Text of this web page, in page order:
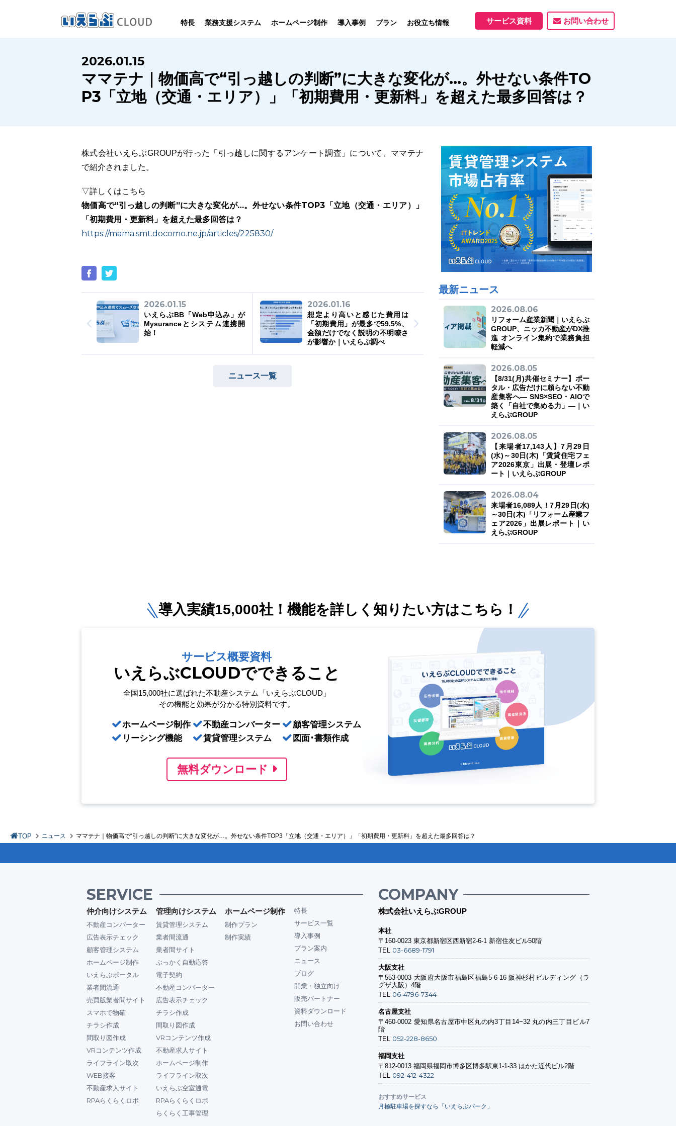
特長 業務支援システム
SYSTEM
いえらぶCLOUDは不動産業務を
幅広く支援しています。
業務向け機能
売買仲介
業務向け機能
賃貸管理
業務向け機能
サービス一覧
ホームページ制作
HOMEPAGE
いえらぶは集客用ホームページを
不動産業に特化して制作しています。
制作について
制作の流れ
制作実績
導入事例
PERFORMANCE
いえらぶCLOUDを実際にご利用の
お客様の声と制作実績のご紹介です。
ユーザーインタビュー ホームページ制作実績
プラン お役立ち情報
INFORMATION
いえらぶCLOUDや不動産業界に関する
ニュース･ノウハウをお伝えします。
ニュース一覧 お役立ちブログ 資料ダウンロード
サービス資料 お問い合わせ
2026.01.15
ママテナ｜物価高で“引っ越しの判断”に大きな変化が…。外せない条件TO
P3「立地（交通・エリア）」「初期費用・更新料」を超えた最多回答は？
株式会社いえらぶGROUPが行った「引っ越しに関するアンケート調査」について、ママテナ
で紹介されました。
▽詳しくはこちら
物価高で“引っ越しの判断”に大きな変化が…。外せない条件TOP3「立地（交通・エリア）」
「初期費用・更新料」を超えた最多回答は？
https://mama.smt.docomo.ne.jp/articles/225830/
2026.01.15
いえらぶBB「Web申込み」が
Mysuranceとシステム連携開
始！
2026.01.16
想定より高いと感じた費用は
「初期費用」が最多で59.5%、
金額だけでなく説明の不明瞭さ
が影響か｜いえらぶ調べ
ニュース一覧
最新ニュース
2026.08.06
リフォーム産業新聞｜いえらぶ
GROUP、ニッカ不動産がDX推
進 オンライン集約で業務負担
軽減へ
2026.08.05
【8/31(月)共催セミナー】ポー
タル・広告だけに頼らない不動
産集客へ― SNS×SEO・AIOで
築く「自社で集める力」―｜い
えらぶGROUP
2026.08.05
【来場者17,143人】7月29日
(水)～30日(木)「賃貸住宅フェ
ア2026東京」出展・登壇レポ
ート｜いえらぶGROUP
2026.08.04
来場者16,089人！7月29日(水)
～30日(木)「リフォーム産業フ
ェア2026」出展レポート｜い
えらぶGROUP
導入実績15,000社！ 機能を詳しく知りたい方はこちら！
サービス概要資料
いえらぶCLOUDでできること
全国15,000社に選ばれた不動産システム「いえらぶCLOUD」
その機能と効果が分かる特別資料です。
ホームページ制作
リーシング機能
不動産コンバーター
賃貸管理システム
顧客管理システム
図面･書類作成
無料ダウンロード
TOP ニュース ママテナ｜物価高で“引っ越しの判断”に大きな変化が…。外せない条件TOP3「立地（交通・エリア）」「初期費用・更新料」を超えた最多回答は？
SERVICE
仲介向けシステム
不動産コンバーター
広告表示チェック
顧客管理システム
ホームページ制作
いえらぶポータル
業者間流通
売買版業者間サイト
スマホで物確
チラシ作成
間取り図作成
VRコンテンツ作成
ライフライン取次
WEB接客
不動産求人サイト
RPAらくらくロボ
管理向けシステム
賃貸管理システム
業者間流通
業者間サイト
ぶっかく自動応答
電子契約
不動産コンバーター
広告表示チェック
チラシ作成
間取り図作成
VRコンテンツ作成
不動産求人サイト
ホームページ制作
ライフライン取次
いえらぶ空室通電
RPAらくらくロボ
らくらく工事管理
ホームページ制作
制作プラン
制作実績
特長
サービス一覧
導入事例
プラン案内
ニュース
ブログ
開業・独立向け
販売パートナー
資料ダウンロード
お問い合わせ
COMPANY
株式会社いえらぶGROUP
本社
〒160-0023 東京都新宿区西新宿2-6-1 新宿住友ビル50階
TEL 03-6689-1791
大阪支社
〒553-0003 大阪府大阪市福島区福島5-6-16 阪神杉村ビルディング（ラ
グザ大阪）4階
TEL 06-4796-7344
名古屋支社
〒460-0002 愛知県名古屋市中区丸の内3丁目14−32 丸の内三丁目ビル7
階
TEL 052-228-8650
福岡支社
〒812-0013 福岡県福岡市博多区博多駅東1-1-33 はかた近代ビル2階
TEL 092-412-4322
おすすめサービス
月極駐車場を探すなら「いえらぶパーク」